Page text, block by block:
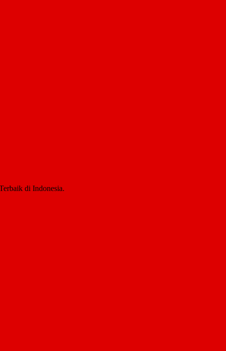
di Indonesia.